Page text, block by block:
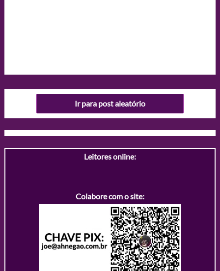
Ir para post aleatório
Leitores online:
Colabore com o site: